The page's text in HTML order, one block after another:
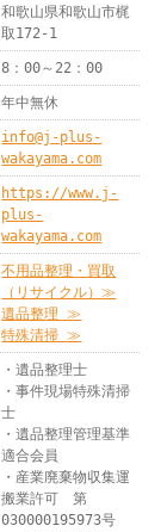
和歌山県和歌山市梶
取172-1
8：00～22：00
年中無休
info@j-plus-
wakayama.com
https://www.j-
plus-
wakayama.com
不用品整理・買取
（リサイクル）≫
遺品整理 ≫
特殊清掃 ≫
・遺品整理士
・事件現場特殊清掃
士
・遺品整理管理基準
適合会員
・産業廃棄物収集運
搬業許可 第
030000195973号